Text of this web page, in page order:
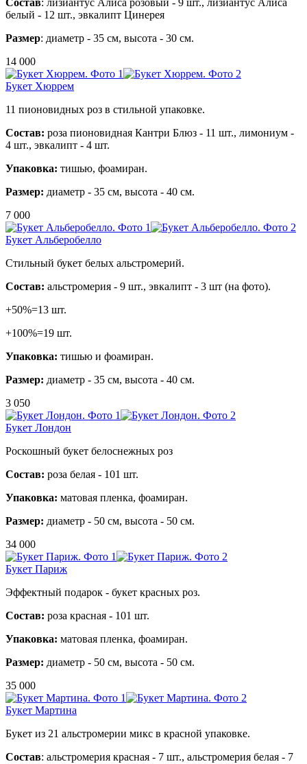
белый - 12 шт., эвкалипт Цинерея
Размер: диаметр - 35 см, высота - 30 см.
14 000
Букет Хюррем
11 пионовидных роз в стильной упаковке.
Состав: роза пионовидная Кантри Блюз - 11 шт., лимониум -
4 шт., эвкалипт - 4 шт.
Упаковка: тишью, фоамиран.
Размер: диаметр - 35 см, высота - 40 см.
7 000
Букет Альберобелло
Стильный букет белых альстромерий.
Состав: альстромерия - 9 шт., эвкалипт - 3 шт (на фото).
+50%=13 шт.
+100%=19 шт.
Упаковка: тишью и фоамиран.
Размер: диаметр - 35 см, высота - 40 см.
3 050
Букет Лондон
Роскошный букет белоснежных роз
Состав: роза белая - 101 шт.
Упаковка: матовая пленка, фоамиран.
Размер: диаметр - 50 см, высота - 50 см.
34 000
Букет Париж
Эффектный подарок - букет красных роз.
Состав: роза красная - 101 шт.
Упаковка: матовая пленка, фоамиран.
Размер: диаметр - 50 см, высота - 50 см.
35 000
Букет Мартина
Букет из 21 альстромерии микс в красной упаковке.
Состав: альстромерия красная - 7 шт., альстромерия белая - 7